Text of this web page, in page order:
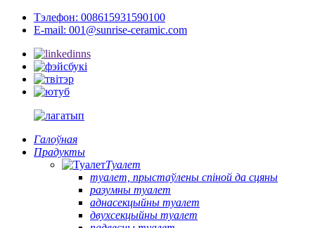
Тэлефон: 008615931590100
E-mail: 001@sunrise-ceramic.com
Галоўная
Прадукты
Туалет
туалет, прыстаўлены спіной да сцяны
разумны туалет
аднасекцыйны туалет
двухсекцыйны туалет